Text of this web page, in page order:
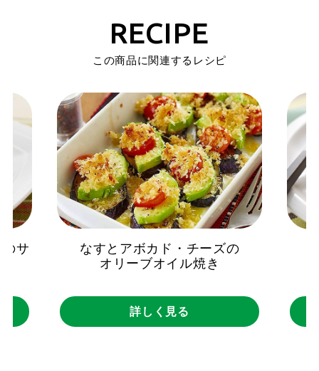
RECIPE
この商品に関連するレシピ
サ
なすとアボカド・チーズの
オリーブオイル焼き
詳しく見る